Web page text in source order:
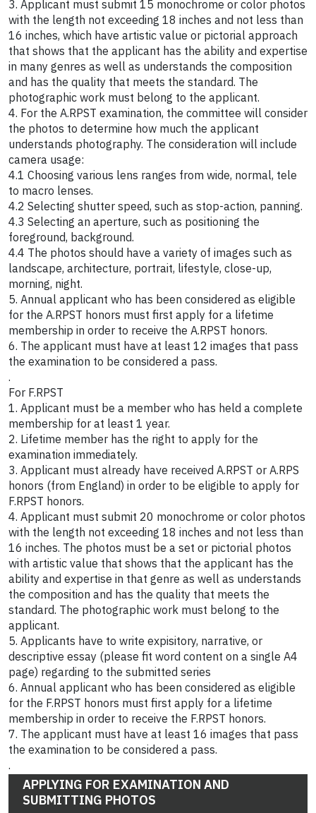
3. Applicant must submit 15 monochrome or color photos
with the length not exceeding 18 inches and not less than
16 inches, which have artistic value or pictorial approach
that shows that the applicant has the ability and expertise
in many genres as well as understands the composition
and has the quality that meets the standard. The
photographic work must belong to the applicant.
4. For the A.RPST examination, the committee will consider
the photos to determine how much the applicant
understands photography. The consideration will include
camera usage:
4.1 Choosing various lens ranges from wide, normal, tele
to macro lenses.
4.2 Selecting shutter speed, such as stop-action, panning.
4.3 Selecting an aperture, such as positioning the
foreground, background.
4.4 The photos should have a variety of images such as
landscape, architecture, portrait, lifestyle, close-up,
morning, night.
5. Annual applicant who has been considered as eligible
for the A.RPST honors must first apply for a lifetime
membership in order to receive the A.RPST honors.
6. The applicant must have at least 12 images that pass
the examination to be considered a pass.
.
For F.RPST
1. Applicant must be a member who has held a complete
membership for at least 1 year.
2. Lifetime member has the right to apply for the
examination immediately.
3. Applicant must already have received A.RPST or A.RPS
honors (from England) in order to be eligible to apply for
F.RPST honors.
4. Applicant must submit 20 monochrome or color photos
with the length not exceeding 18 inches and not less than
16 inches. The photos must be a set or pictorial photos
with artistic value that shows that the applicant has the
ability and expertise in that genre as well as understands
the composition and has the quality that meets the
standard. The photographic work must belong to the
applicant.
5. Applicants have to write expisitory, narrative, or
descriptive essay (please fit word content on a single A4
page) regarding to the submitted series
6. Annual applicant who has been considered as eligible
for the F.RPST honors must first apply for a lifetime
membership in order to receive the F.RPST honors.
7. The applicant must have at least 16 images that pass
the examination to be considered a pass.
.
APPLYING FOR EXAMINATION AND
SUBMITTING PHOTOS